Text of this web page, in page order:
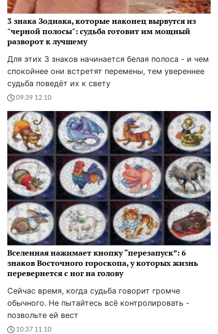
3 знака Зодиака, которые наконец вырвутся из
"черной полосы": судьба готовит им мощный
разворот к лучшему
Для этих 3 знаков начинается белая полоса - и чем
спокойнее они встретят перемены, тем увереннее
судьба поведёт их к свету
09:39 12.10
Вселенная нажимает кнопку “перезапуск”: 6
знаков Восточного гороскопа, у которых жизнь
перевернется с ног на голову
Сейчас время, когда судьба говорит громче
обычного. Не пытайтесь всё контролировать -
позвольте ей вест
10:37 11.10